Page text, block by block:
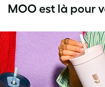
MOO est là pour